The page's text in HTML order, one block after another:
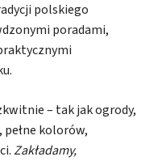
polskiego
poradami,
– tak jak ogrody,
kolorów,
Zakładamy,